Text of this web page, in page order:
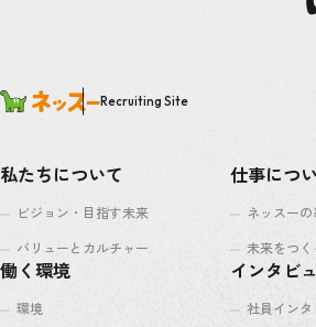
Recruiting Site
私たちについて
ビジョン・目指す未来
バリューとカルチャー
仕事につ
ネッスー
未来をつ
働く環境
環境
インタビ
社員インタ